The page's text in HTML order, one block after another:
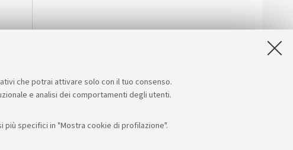
che potrai attivare solo con il tuo consenso.
e analisi dei comportamenti degli utenti.
specifici in "Mostra cookie di profilazione".